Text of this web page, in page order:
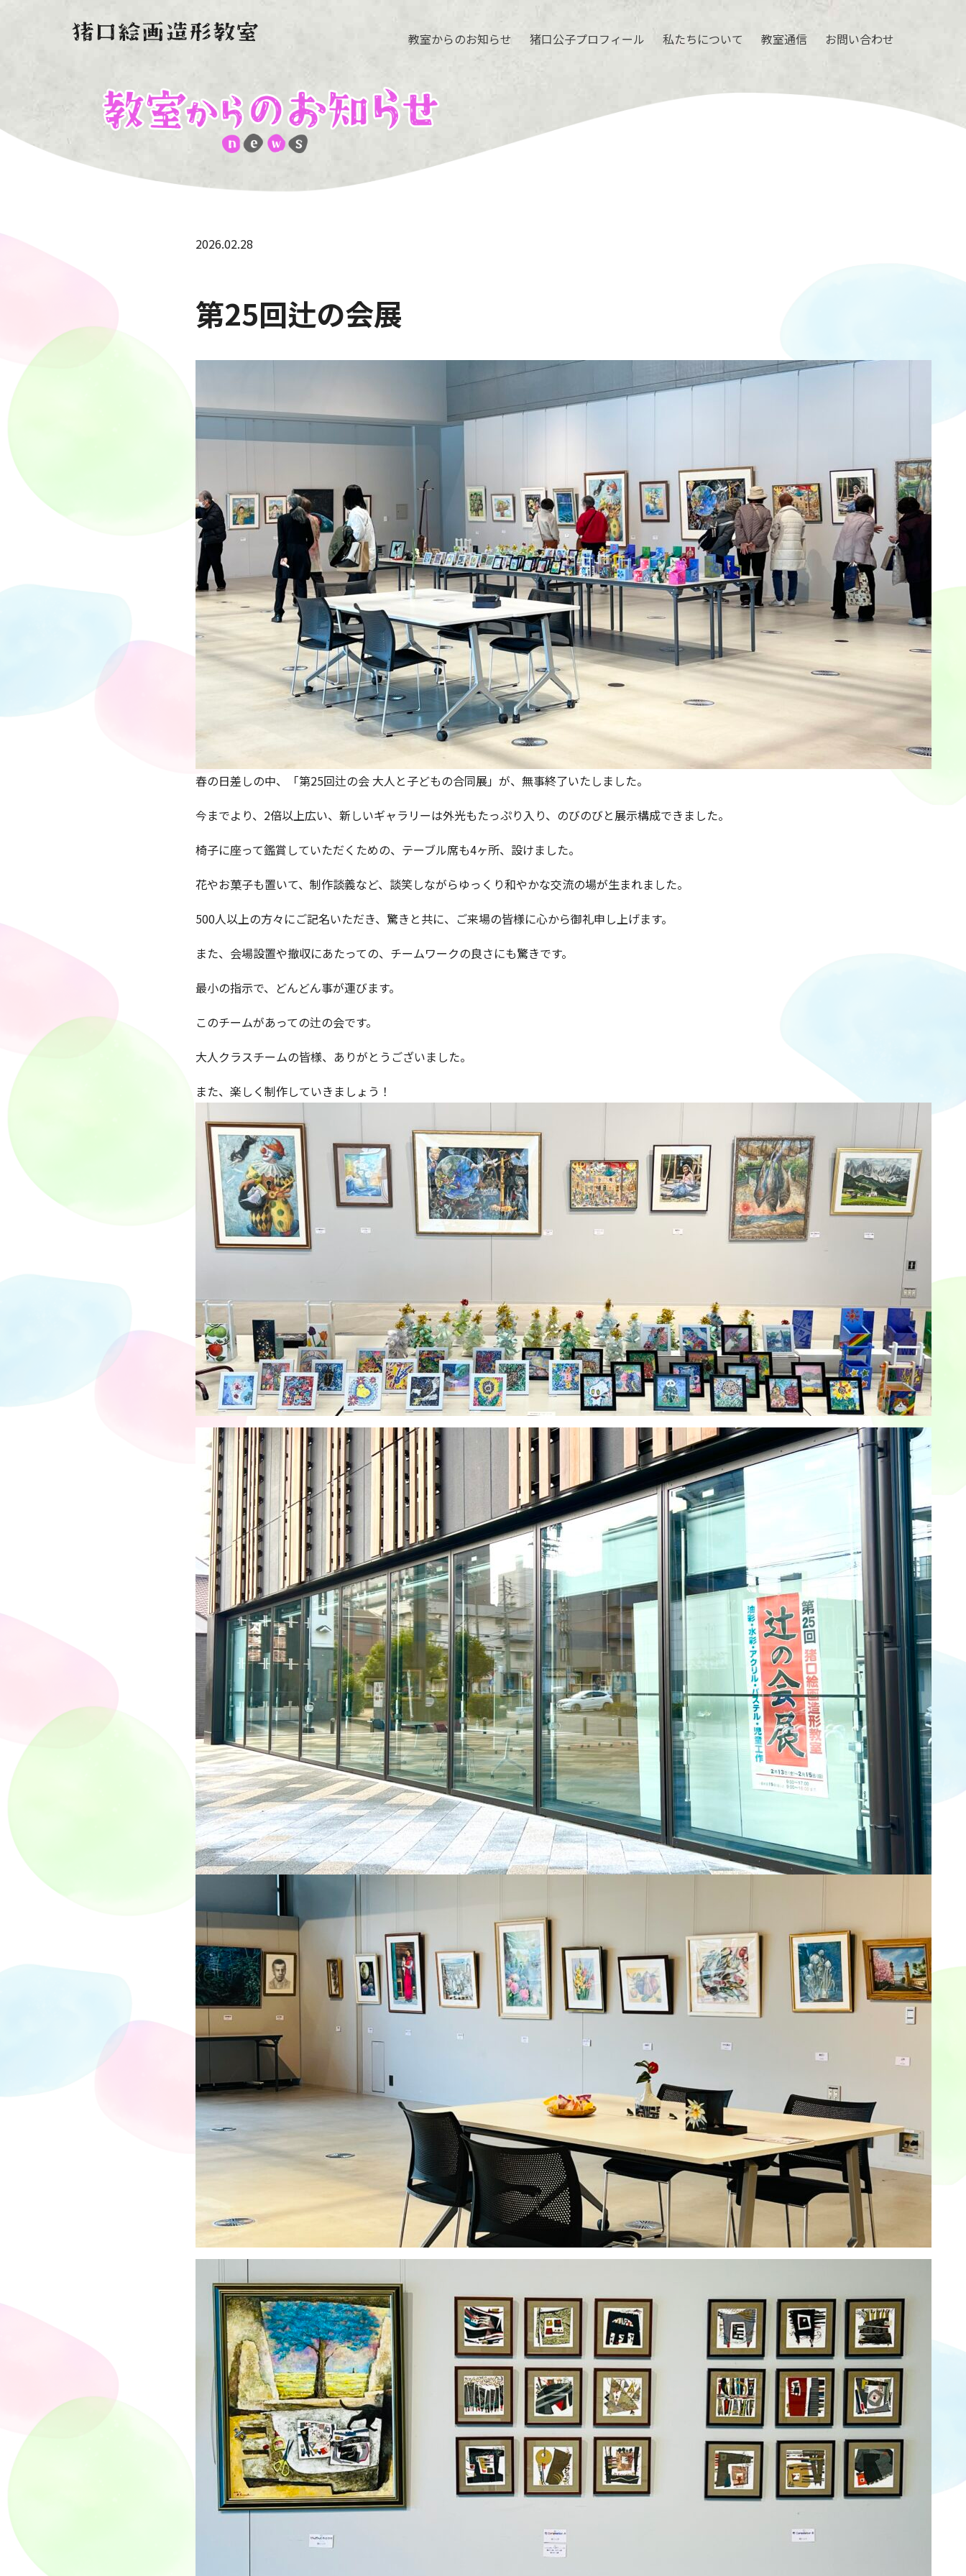
教室からのお知らせ 猪口公子プロフィール 私たちについて 教室通信 お問い合わせ
2026.02.28
第25回辻の会展
春の日差しの中、「第25回辻の会 大人と子どもの合同展」が、無事終了いたしました。
今までより、2倍以上広い、新しいギャラリーは外光もたっぷり入り、のびのびと展示構成できました。
椅子に座って鑑賞していただくための、テーブル席も4ヶ所、設けました。
花やお菓子も置いて、制作談義など、談笑しながらゆっくり和やかな交流の場が生まれました。
500人以上の方々にご記名いただき、驚きと共に、ご来場の皆様に心から御礼申し上げます。
また、会場設置や撤収にあたっての、チームワークの良さにも驚きです。
最小の指示で、どんどん事が運びます。
このチームがあっての辻の会です。
大人クラスチームの皆様、ありがとうございました。
また、楽しく制作していきましょう！